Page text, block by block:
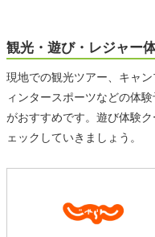
観光・遊び・レジャー
現地での観光ツアー、キャ
ィンタースポーツなどの体
がおすすめです。遊び体験
ェックしていきましょう。